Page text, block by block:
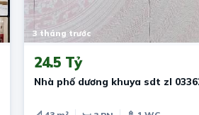
3 tháng trước
24.5 Tỷ
Nhà phố dương khuya sdt zl